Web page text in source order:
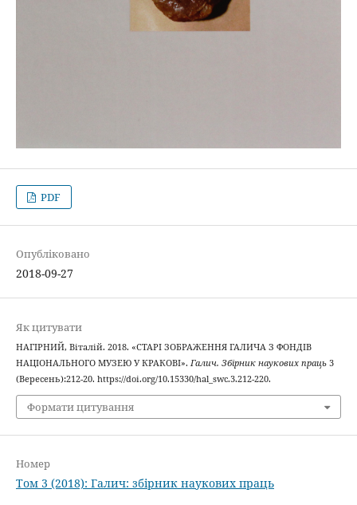
PDF
Опубліковано
2018-09-27
Як цитувати
НАГІРНИЙ, Віталій. 2018. «СТАРІ ЗОБРАЖЕННЯ ГАЛИЧА З ФОНДІВ
НАЦІОНАЛЬНОГО МУЗЕЮ У КРАКОВІ». Галич. Збірник наукових праць3
(Вересень):212-20. https://doi.org/10.15330/hal_swc.3.212-220.
Формати цитування
Номер
Том 3 (2018): Галич: збірник наукових праць